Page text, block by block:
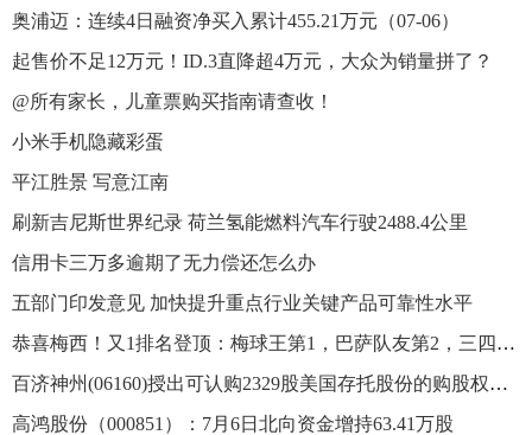
奥浦迈：连续4日融资净买入累计455.21万元（07-06）
起售价不足12万元！ID.3直降超4万元，大众为销量拼了？
@所有家长，儿童票购买指南请查收！
小米手机隐藏彩蛋
平江胜景 写意江南
刷新吉尼斯世界纪录 荷兰氢能燃料汽车行驶2488.4公里
信用卡三万多逾期了无力偿还怎么办
五部门印发意见 加快提升重点行业关键产品可靠性水平
恭喜梅西！又1排名登顶：梅球王第1，巴萨队友第2，三四名太意外
百济神州(06160)授出可认购2329股美国存托股份的购股权及6.02万股美国存托股份的受限制股份单位
高鸿股份（000851）：7月6日北向资金增持63.41万股